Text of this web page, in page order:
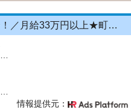
＼投函メイン！営業＆残業ナシ！／月給33万円以上★町歩きをしながら投函♪20～50代活躍中☆年間休日125日以上！[26750549]
情報提供元：